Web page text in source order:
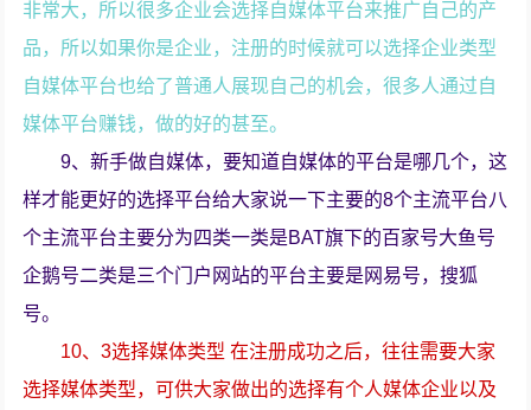
非常大，所以很多企业会选择自媒体平台来推广自己的产
品，所以如果你是企业，注册的时候就可以选择企业类型
自媒体平台也给了普通人展现自己的机会，很多人通过自
媒体平台赚钱，做的好的甚至。
9、新手做自媒体，要知道自媒体的平台是哪几个，这
样才能更好的选择平台给大家说一下主要的8个主流平台八
个主流平台主要分为四类一类是BAT旗下的百家号大鱼号
企鹅号二类是三个门户网站的平台主要是网易号，搜狐
号。
10、3选择媒体类型 在注册成功之后，往往需要大家
选择媒体类型，可供大家做出的选择有个人媒体企业以及